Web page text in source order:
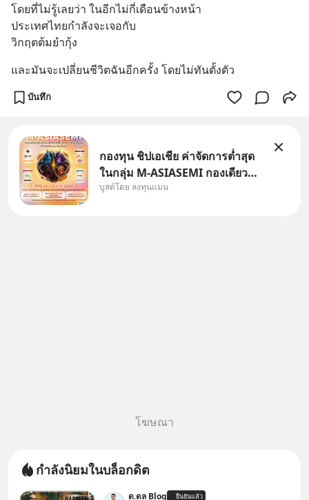
โดยที่ไม่รู้เลยว่า ในอีกไม่กี่เดือนข้างหน้า
ประเทศไทยกำลังจะเจอกับ
วิกฤตต้มยำกุ้ง
และมันจะเปลี่ยนชีวิตฉันอีกครั้ง โดยไม่ทันตั้งตัว
บันทึก
กองทุน ชิปเอเชีย ค่าจัดการต่ำสุด
ในกลุ่ม M-ASIASEMI กองเดียว
ครบ มีทั้ง CXMT จากจีน TSMC
บูสต์โดย ลงทุนแมน
โฆษณา
กำลังนิยมในบล็อกดิต
ด.ดล Blog ยืนยันแล้ว